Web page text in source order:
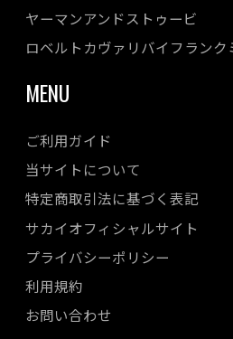
ヤーマンアンドストゥービ
ロベルトカヴァリバイフランク
MENU
ご利用ガイド
当サイトについて
特定商取引法に基づく表記
サカイオフィシャルサイト
プライバシーポリシー
利用規約
お問い合わせ